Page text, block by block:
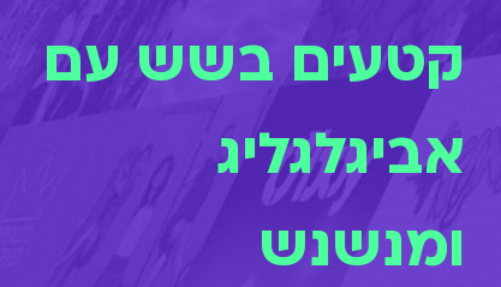
קטעים בשש עם
אביגלגליג
ומנשנש